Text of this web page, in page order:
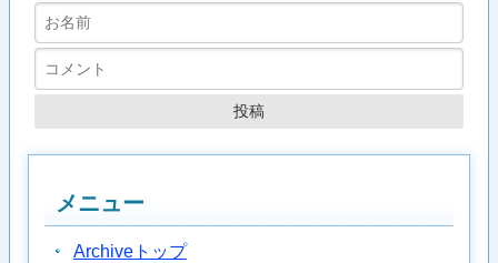
メニュー
Archiveトップ